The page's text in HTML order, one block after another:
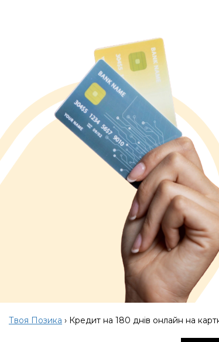
Твоя Позика › Кредит на 180 днів онлайн на